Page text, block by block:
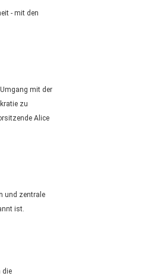
- mit den
mit der
zu
Alice
und zentrale
ist.
die